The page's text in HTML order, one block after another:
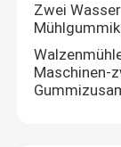
Zwei
Maschinen-